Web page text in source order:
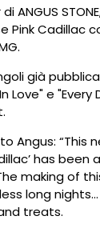
di ANGUS
Pink Cadillac
già
Love" e "Every
“This
has
making of
long
treats.